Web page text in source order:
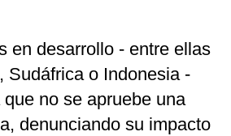
en desarrollo - entre ellas
Sudáfrica o Indonesia -
no se apruebe una
denunciando su impacto